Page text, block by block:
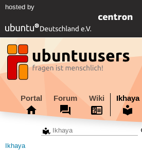
hosted by
Portal Forum Wiki Ikhaya
Ikhaya